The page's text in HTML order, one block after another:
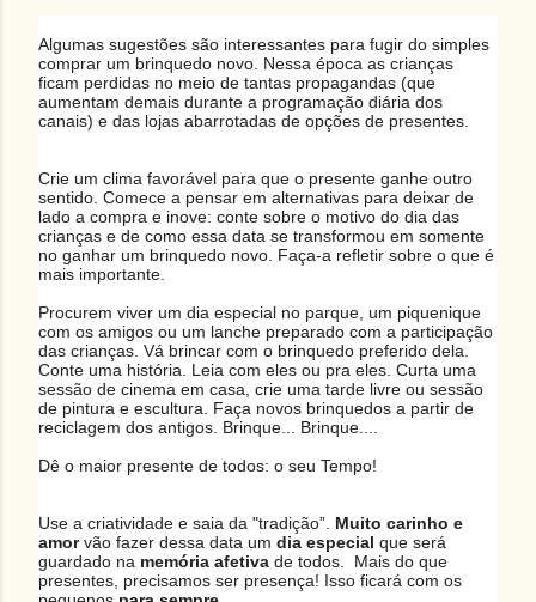
Algumas sugestões são interessantes para fugir do simples
comprar um brinquedo novo. Nessa época as crianças
ficam perdidas no meio de tantas propagandas (que
aumentam demais durante a programação diária dos
canais) e das lojas abarrotadas de opções de presentes.
Crie um clima favorável para que o presente ganhe outro
sentido. Comece a pensar em alternativas para deixar de
lado a compra e inove: conte sobre o motivo do dia das
crianças e de como essa data se transformou em somente
no ganhar um brinquedo novo. Faça-a refletir sobre o que é
mais importante.
Procurem viver um dia especial no parque, um piquenique
com os amigos ou um lanche preparado com a participação
das crianças. Vá brincar com o brinquedo preferido dela.
Conte uma história. Leia com eles ou pra eles. Curta uma
sessão de cinema em casa, crie uma tarde livre ou sessão
de pintura e escultura. Faça novos brinquedos a partir de
reciclagem dos antigos. Brinque... Brinque....
Dê o maior presente de todos: o seu Tempo!
Use a criatividade e saia da "tradição”. Muito carinho e
amorvão fazer dessa data um dia especial que será
guardado na memória afetiva de todos. Mais do que
presentes, precisamos ser presença! Isso ficará com os